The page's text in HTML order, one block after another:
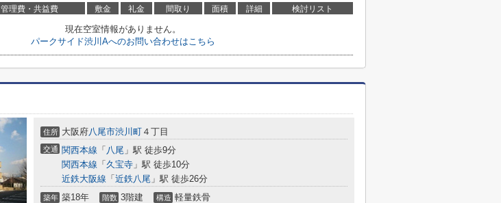
管理費・共益費 敷金 礼金 間取り 面積 詳細 検討リスト
現在空室情報がありません。
パークサイド渋川Aへのお問い合わせはこちら
住所 大阪府八尾市渋川町 ４丁目
交通 関西本線 「 八尾 」駅 徒歩9分
関西本線 「 久宝寺 」駅 徒歩10分
近鉄大阪線 「 近鉄八尾 」駅 徒歩26分
築年 築18年 階数 3階建 構造 軽量鉄骨